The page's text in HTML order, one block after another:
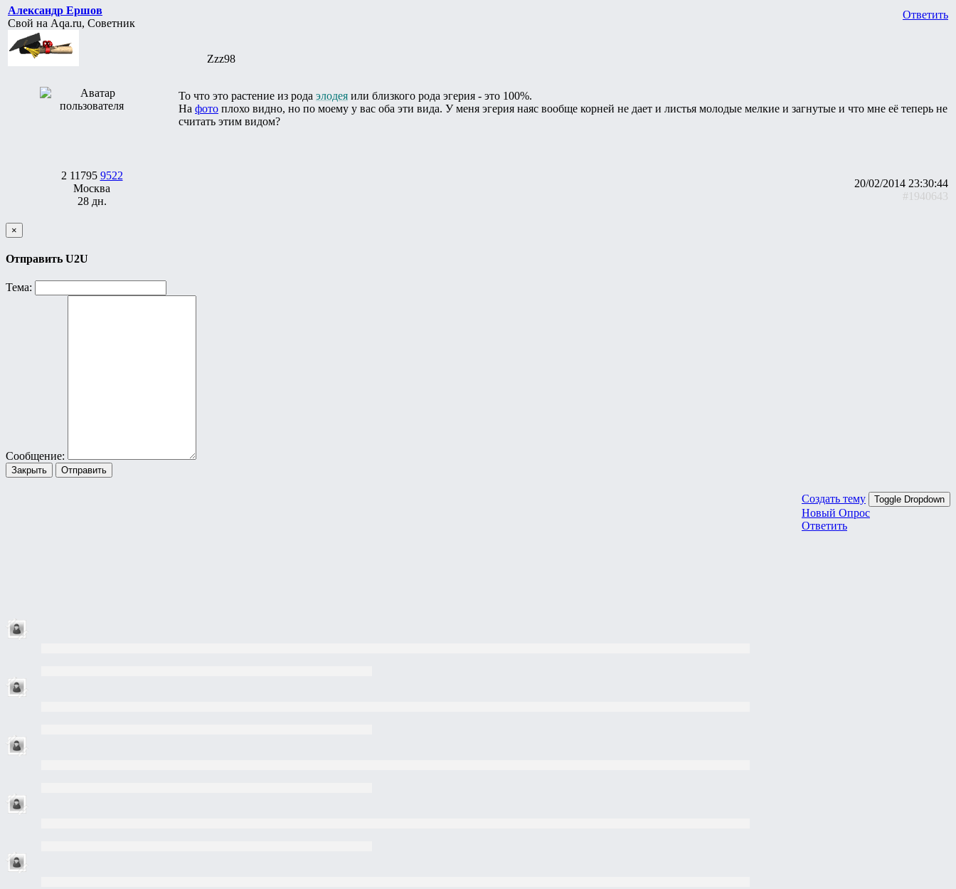
Александр Ершов
Свой на Aqa.ru, Советник
2 11795 9522
Москва
28 дн.
Ответить
Zzz98
То что это растение из рода элодея или близкого рода эгерия - это 100%.
На фото плохо видно, но по моему у вас оба эти вида. У меня эгерия наяс вообще корней не дает и листья молодые мелкие и загнутые и что мне её теперь не
считать этим видом?
20/02/2014 23:30:44
#1940643
×
Отправить U2U
Тема:
Сообщение:
Закрыть Отправить
Создать тему Toggle Dropdown
Новый Опрос
Ответить